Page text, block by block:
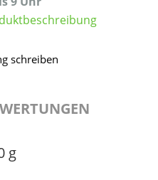
schreiben
g